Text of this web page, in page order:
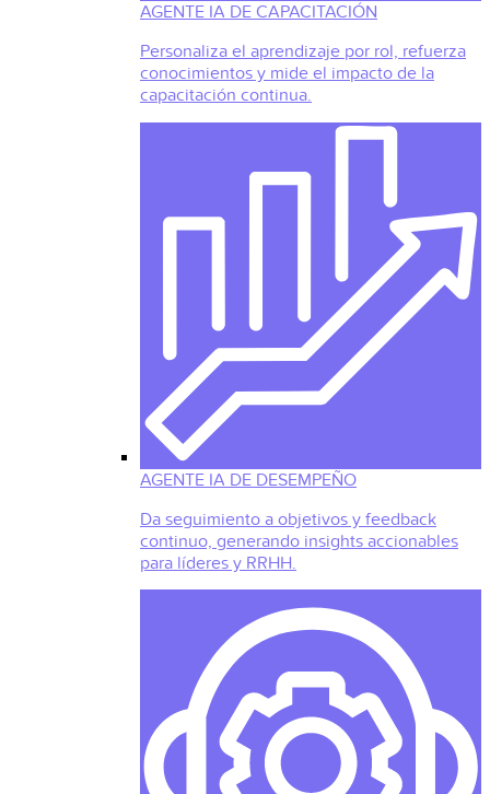
AGENTE IA DE CAPACITACIÓN
Personaliza el aprendizaje por rol, refuerza
conocimientos y mide el impacto de la
capacitación continua.
AGENTE IA DE DESEMPEÑO
Da seguimiento a objetivos y feedback
continuo, generando insights accionables
para líderes y RRHH.